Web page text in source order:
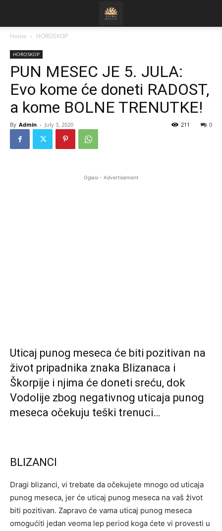
Home HOROSKOP
HOROSKOP
PUN MESEC JE 5. JULA:
Evo kome će doneti RADOST,
a kome BOLNE TRENUTKE!
By Admin - July 3, 2020 0
211
Oglasi - Advertisement
Uticaj punog meseca će biti pozitivan na
život pripadnika znaka Blizanaca i
Škorpije i njima će doneti sreću, dok
Vodolije zbog negativnog uticaja punog
meseca očekuju teški trenuci…
BLIZANCI
Dragi blizanci, vi trebate da očekujete mnogo od uticaja
punog meseca, jer će uticaj punog meseca na vaš život
biti pozitivan. Zapravo će vama uticaj punog meseca
omogućiti jedan veoma lep period koga ćete vi provesti u